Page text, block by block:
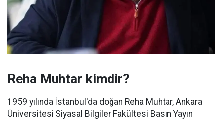
Reha Muhtar kimdir?
1959 yılında İstanbul'da doğan Reha Muhtar, Ankara
Üniversitesi Siyasal Bilgiler Fakültesi Basın Yayın